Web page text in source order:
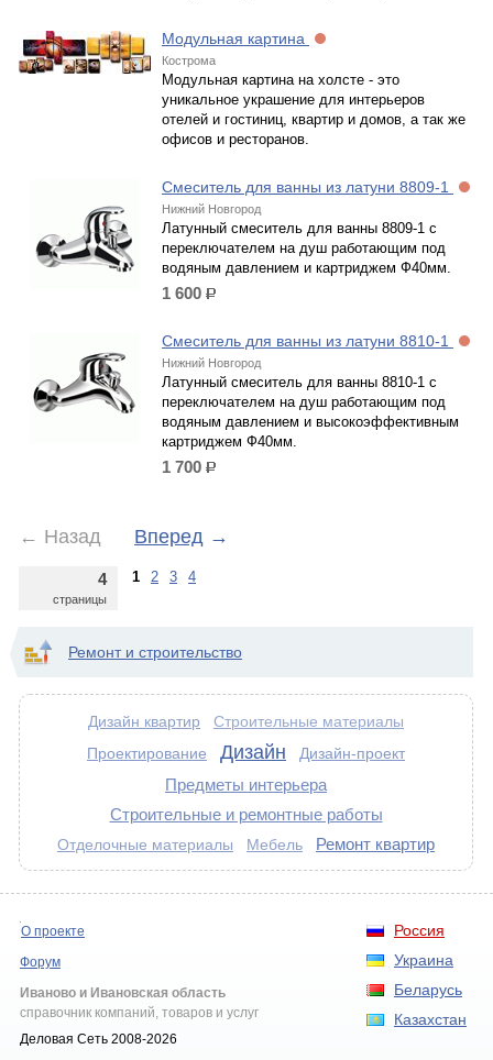
Модульная картина
Кострома
Модульная картина на холсте - это
уникальное украшение для интерьеров
отелей и гостиниц, квартир и домов, а так же
офисов и ресторанов.
Смеситель для ванны из латуни 8809-1
Нижний Новгород
Латунный смеситель для ванны 8809-1 с
переключателем на душ работающим под
водяным давлением и картриджем Ф40мм.
1 600 р.
Смеситель для ванны из латуни 8810-1
Нижний Новгород
Латунный смеситель для ванны 8810-1 с
переключателем на душ работающим под
водяным давлением и высокоэффективным
картриджем Ф40мм.
1 700 р.
← Назад Вперед →
4
страницы
1 2 3 4
Ремонт и строительство
Дизайн квартир Строительные материалы
Проектирование Дизайн Дизайн-проект
Предметы интерьера
Строительные и ремонтные работы
Отделочные материалы Мебель Ремонт квартир
Россия
Украина
Беларусь
Казахстан
О проекте
Форум
Иваново и Ивановская область
справочник компаний, товаров и услуг
Деловая Сеть 2008-2026